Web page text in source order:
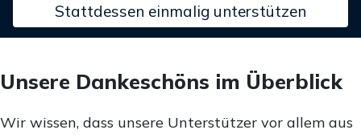
Stattdessen einmalig unterstützen
Unsere Dankeschöns im Überblick
Wir wissen, dass unsere Unterstützer vor allem aus